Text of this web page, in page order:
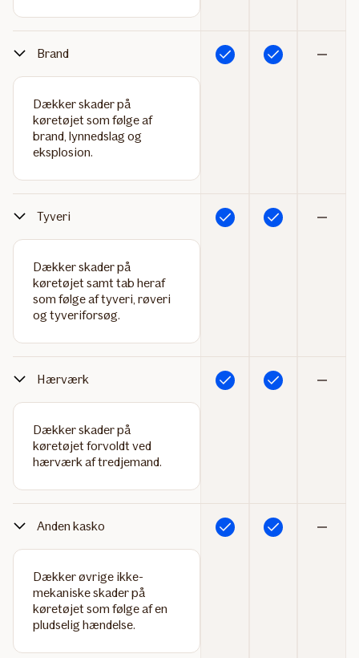
Brand
Dækker skader på
køretøjet som følge af
brand, lynnedslag og
eksplosion.
Inkluderet
Inkluderet
Tyveri
Dækker skader på
køretøjet samt tab heraf
som følge af tyveri, røveri
og tyveriforsøg.
Inkluderet
Inkluderet
Hærværk
Dækker skader på
køretøjet forvoldt ved
hærværk af tredjemand.
Inkluderet
Inkluderet
Anden kasko
Dækker øvrige ikke-
mekaniske skader på
køretøjet som følge af en
pludselig hændelse.
Inkluderet
Inkluderet